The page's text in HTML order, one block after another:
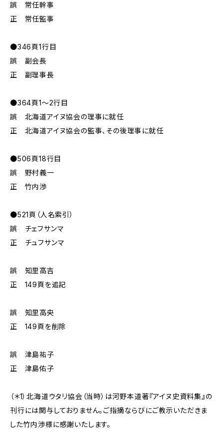
誤 常任幹事
正 常任監事
●346頁1行目
誤 副会長
正 副理事長
●364頁1～2行目
誤 北海道アイヌ協会の理事に就任
正 北海道アイヌ協会の監事、その後理事に就任
●506頁18行目
誤 野村義一
正 竹内渉
●521頁（人名索引）
誤 チェフサンマ
正 チュフサンマ
誤 知里高吉
正 149頁を追記
誤 知里高央
正 149頁を削除
誤 津島祐子
正 津島佑子
（＊1）北海道ウタリ協会（当時）は河野本道著『アイヌ史資料集』の
刊行には関与しておりません。ご指摘ならびにご教示いただきま
した竹内渉様に感謝いたします。